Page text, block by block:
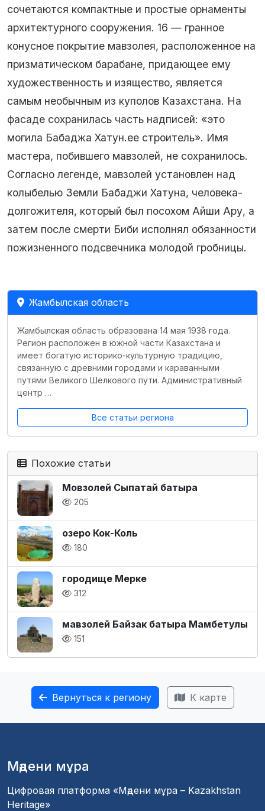
сочетаются компактные и простые орнаменты
архитектурного сооружения. 16 — гранное
конусное покрытие мавзолея, расположенное на
призматическом барабане, придающее ему
художественность и изящество, является
самым необычным из куполов Казахстана. На
фасаде сохранилась часть надписей: «это
могила Бабаджа Хатун.ее строитель». Имя
мастера, побившего мавзолей, не сохранилось.
Согласно легенде, мавзолей установлен над
колыбелью Земли Бабаджи Хатуна, человека-
долгожителя, который был посохом Айши Ару, а
затем после смерти Биби исполнял обязанности
пожизненного подсвечника молодой гробницы.
Жамбылская область
Жамбылская область образована 14 мая 1938 года.
Регион расположен в южной части Казахстана и
имеет богатую историко-культурную традицию,
связанную с древними городами и караванными
путями Великого Шёлкового пути. Административный
центр …
Все статьи региона
Похожие статьи
Мовзолей Сыпатай батыра
205
озеро Кок-Коль
180
городище Мерке
312
мавзолей Байзак батыра Мамбетулы
151
Вернуться к региону К карте
Мәдени мұра
Цифровая платформа «Мәдени мұра – Kazakhstan
Heritage»